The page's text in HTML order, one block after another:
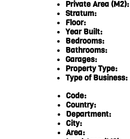
Private Area (M2):
Stratum:
Floor:
Year Built:
Bedrooms:
Bathrooms:
Garages:
Property Type:
Type of Business:
Code:
Country:
Department:
City:
Area: